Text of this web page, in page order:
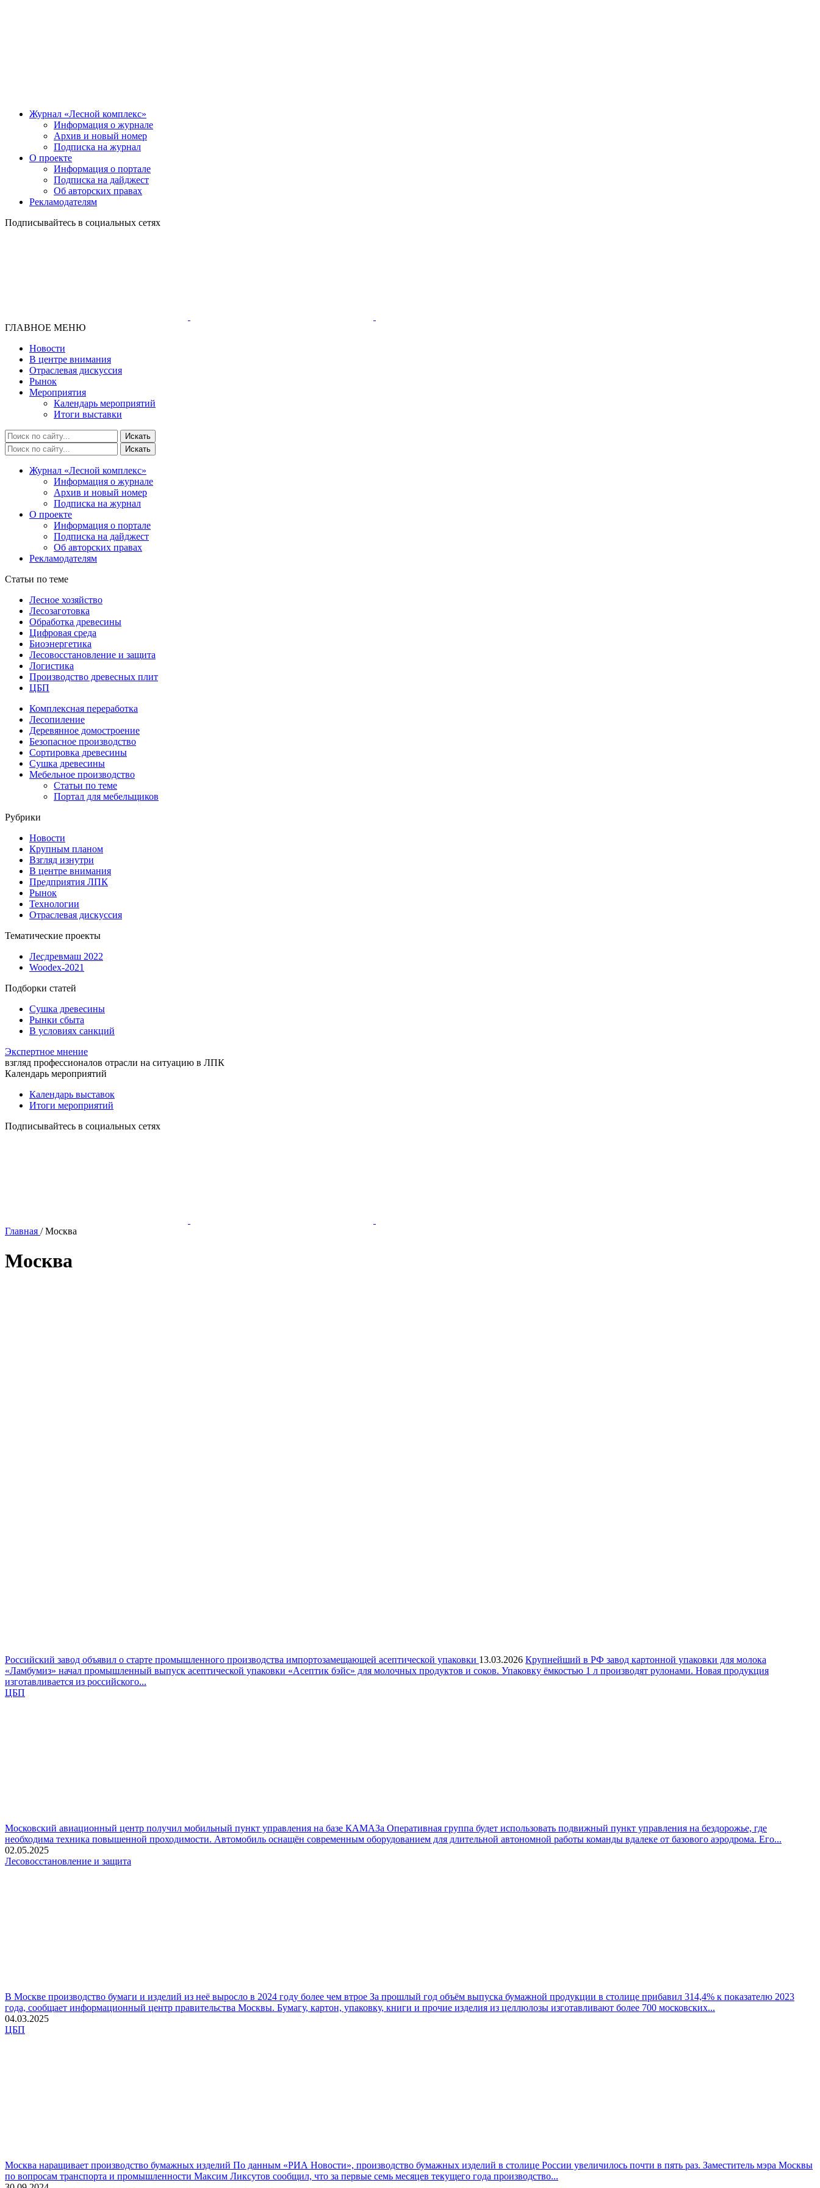
Журнал «Лесной комплекс»
Информация о журнале
Архив и новый номер
Подписка на журнал
О проекте
Информация о портале
Подписка на дайджест
Об авторских правах
Рекламодателям
Подписывайтесь в социальных сетях
ГЛАВНОЕ МЕНЮ
Новости
В центре внимания
Отраслевая дискуссия
Рынок
Мероприятия
Календарь мероприятий
Итоги выставки
Журнал «Лесной комплекс»
Информация о журнале
Архив и новый номер
Подписка на журнал
О проекте
Информация о портале
Подписка на дайджест
Об авторских правах
Рекламодателям
Статьи по теме
Лесное хозяйство
Лесозаготовка
Обработка древесины
Цифровая среда
Биоэнергетика
Лесовосстановление и защита
Логистика
Производство древесных плит
ЦБП
Комплексная переработка
Лесопиление
Деревянное домостроение
Безопасное производство
Сортировка древесины
Сушка древесины
Мебельное производство
Статьи по теме
Портал для мебельщиков
Рубрики
Новости
Крупным планом
Взгляд изнутри
В центре внимания
Предприятия ЛПК
Рынок
Технологии
Отраслевая дискуссия
Тематические проекты
Лесдревмаш 2022
Woodex-2021
Подборки статей
Сушка древесины
Рынки сбыта
В условиях санкций
Экспертное мнение
взгляд профессионалов отрасли на ситуацию в ЛПК
Календарь мероприятий
Календарь выставок
Итоги мероприятий
Подписывайтесь в социальных сетях
Главная / Москва
Москва
Российский завод объявил о старте промышленного производства импортозамещающей асептической упаковки 13.03.2026 Крупнейший в РФ завод картонной упаковки для молока
«Ламбумиз» начал промышленный выпуск асептической упаковки «Асептик бэйс» для молочных продуктов и соков. Упаковку ёмкостью 1 л производят рулонами. Новая продукция
изготавливается из российского...
ЦБП
Московский авиационный центр получил мобильный пункт управления на базе КАМАЗа Оперативная группа будет использовать подвижный пункт управления на бездорожье, где
необходима техника повышенной проходимости. Автомобиль оснащён современным оборудованием для длительной автономной работы команды вдалеке от базового аэродрома. Его...
02.05.2025
Лесовосстановление и защита
В Москве производство бумаги и изделий из неё выросло в 2024 году более чем втрое За прошлый год объём выпуска бумажной продукции в столице прибавил 314,4% к показателю 2023
года, сообщает информационный центр правительства Москвы. Бумагу, картон, упаковку, книги и прочие изделия из целлюлозы изготавливают более 700 московских...
04.03.2025
ЦБП
Москва наращивает производство бумажных изделий По данным «РИА Новости», производство бумажных изделий в столице России увеличилось почти в пять раз. Заместитель мэра Москвы
по вопросам транспорта и промышленности Максим Ликсутов сообщил, что за первые семь месяцев текущего года производство...